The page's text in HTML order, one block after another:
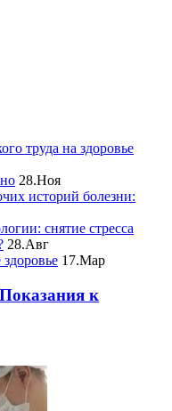
труда на здоровье
28.Ноя
историй болезни:
снятие стресса
28.Авг
17.Мар
к